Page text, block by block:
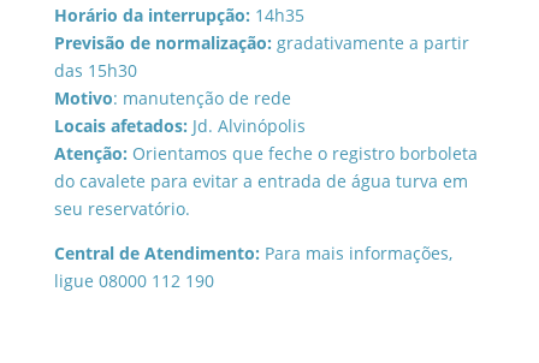
Horário da interrupção: 14h35
Previsão de normalização: gradativamente a partir
das 15h30
Motivo: manutenção de rede
Locais afetados: Jd. Alvinópolis
Atenção: Orientamos que feche o registro borboleta
do cavalete para evitar a entrada de água turva em
seu reservatório.
Central de Atendimento: Para mais informações,
ligue 08000 112 190